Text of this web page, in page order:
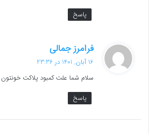
پاسخ
فرامرز جمالی
ف
:
16 آبان, 1401 در 23:36
سلام شما علت کمبود پلاکت
پاسخ